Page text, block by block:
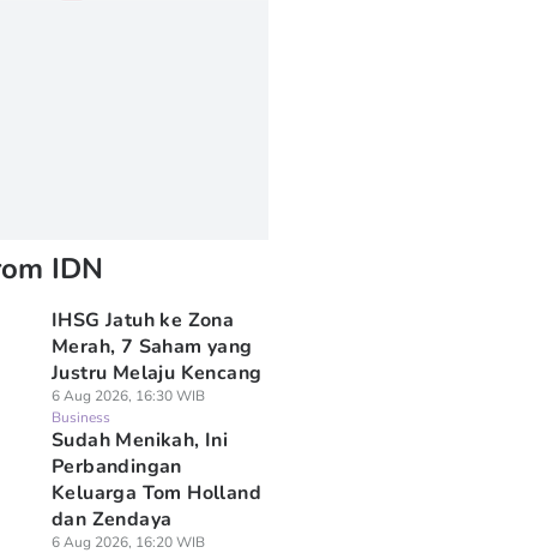
IDN
IHSG Jatuh ke Zona
Merah, 7 Saham yang
Justru Melaju Kencang
6 Aug 2026, 16:30 WIB
Business
Sudah Menikah, Ini
Perbandingan
Keluarga Tom Holland
dan Zendaya
6 Aug 2026, 16:20 WIB